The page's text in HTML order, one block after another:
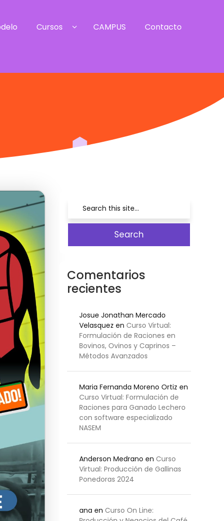
Cursos CAMPUS Contacto
Comentarios
recientes
Josue Jonathan Mercado
Velasquez en Curso Virtual:
Formulación de Raciones en
Bovinos, Ovinos y Caprinos –
Métodos Avanzados
Maria Fernanda Moreno Ortiz en
Curso Virtual: Formulación de
Raciones para Ganado Lechero
con software especializado
NASEM
Anderson Medrano en Curso
Virtual: Producción de Gallinas
Ponedoras 2024
ana en Curso On Line: